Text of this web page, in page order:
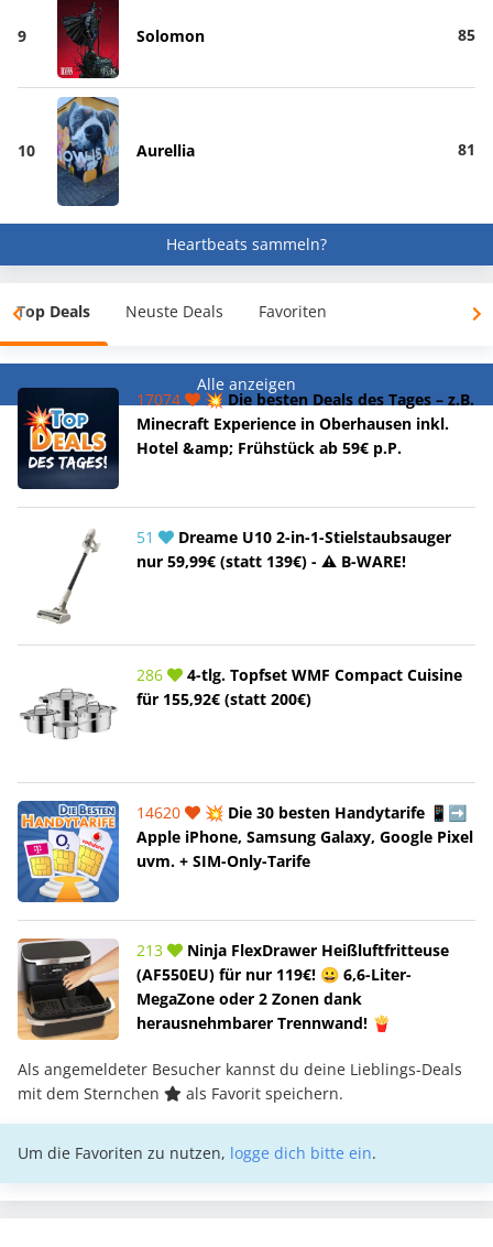
9 Solomon 85
10 Aurellia 81
Heartbeats sammeln?
Top Deals Neuste Deals Favoriten
Alle anzeigen
17074
💥 Die besten Deals des Tages – z.B.
Minecraft Experience in Oberhausen inkl.
Hotel &amp; Frühstück ab 59€ p.P.
51
Dreame U10 2-in-1-Stielstaubsauger
nur 59,99€ (statt 139€) - ⚠️ B-WARE!
286
4-tlg. Topfset WMF Compact Cuisine
für 155,92€ (statt 200€)
14620
💥 Die 30 besten Handytarife 📱➡️
Apple iPhone, Samsung Galaxy, Google Pixel
uvm. + SIM-Only-Tarife
213
Ninja FlexDrawer Heißluftfritteuse
(AF550EU) für nur 119€! 😀 6,6-Liter-
MegaZone oder 2 Zonen dank
herausnehmbarer Trennwand! 🍟
Als angemeldeter Besucher kannst du deine Lieblings-Deals
mit dem Sternchen
als Favorit speichern.
Um die Favoriten zu nutzen, logge dich bitte ein.